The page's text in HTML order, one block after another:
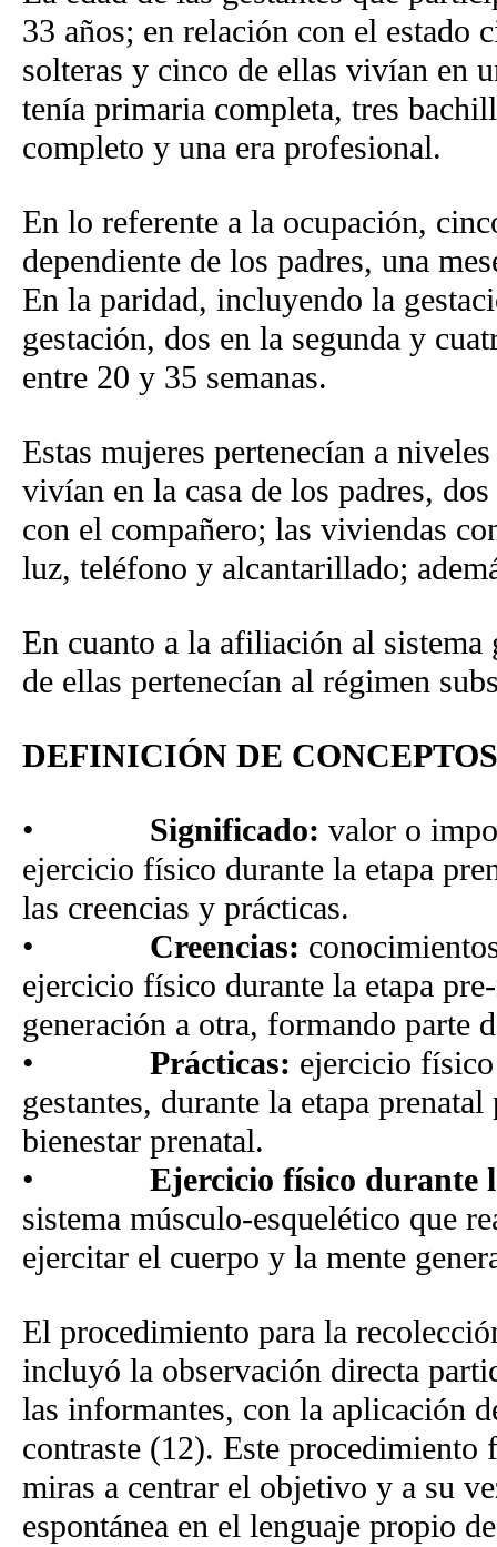
33 años; en relación con el estado
solteras y cinco de ellas vivían en
tenía primaria completa, tres
completo y una era profesional.
En lo referente a la ocupación,
dependiente de los padres, una
En la paridad, incluyendo la
gestación, dos en la segunda y
entre 20 y 35 semanas.
Estas mujeres pertenecían a
vivían en la casa de los padres,
con el compañero; las viviendas
luz, teléfono y alcantarillado;
En cuanto a la afiliación al sistema
de ellas pertenecían al régimen
DEFINICIÓN DE CONCEPTOS
• Significado: valor o
ejercicio físico durante la etapa
las creencias y prácticas.
• Creencias:
ejercicio físico durante la etapa
generación a otra, formando parte
• Prácticas: ejercicio
gestantes, durante la etapa
bienestar prenatal.
• Ejercicio físico durante
sistema músculo-esquelético que
ejercitar el cuerpo y la mente
El procedimiento para la
incluyó la observación directa
las informantes, con la aplicación
contraste (12). Este
miras a centrar el objetivo y a su
espontánea en el lenguaje propio